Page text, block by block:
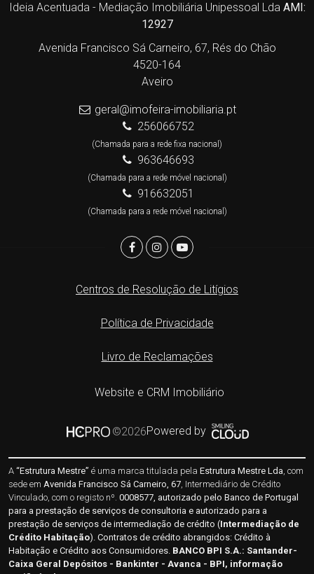
Ideia Acentuada - Mediação Imobiliária Unipessoal Lda AMI:
12927
Avenida Francisco Sá Carneiro, 67, Rés do Chão
4520-164
Aveiro
geral@imofeira-imobiliaria.pt
256066752
(Chamada para a rede fixa nacional)
963646693
(Chamada para a rede móvel nacional)
916632051
(Chamada para a rede móvel nacional)
Centros de Resolução de Litígios
Política de Privacidade
Livro de Reclamações
Website e CRM Imobiliário
©2026Powered by
A “Estrutura Mestre” é uma marca titulada pela Estrutura Mestre Lda, com
sede em Avenida Francisco Sá Carneiro, 67, Intermediário de Crédito
Vinculado, com o registo nº. 0008577, autorizado pelo Banco de Portugal
para a prestação de serviços de consultoria e autorizado para a
prestação de serviços de intermediação de crédito (Intermediação de
Crédito Habitação). Contratos de crédito abrangidos: Crédito à
Habitação e Crédito aos Consumidores. BANCO BPI S.A.: Santander-
Caixa Geral Depósitos - Bankinter - Avanca - BPI, informação